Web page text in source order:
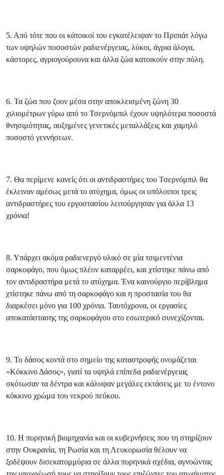
5. Από τότε που οι κάτοικοί του εγκατέλειψαν το Πριπιάτ λόγω
των υψηλών ποσοστών ραδιενέργειας, λύκοι, άγρια άλογα,
κάστορες, αγριογούρουνα και άλλα ζώα κατοικούν στην πόλη.
6. Τα ζώα που ζουν μέσα στην αποκλεισμένη ζώνη 30
χιλιομέτρων γύρω από το Τσερνόμπιλ έχουν υψηλότερα ποσοστά
θνησιμότητας, αυξημένες γενετικές μεταλλάξεις και χαμηλό
ποσοστό γεννήσεων.
7. Θα περίμενε κανείς ότι οι αντιδραστήρες του Τσερνόμπιλ θα
έκλειναν αμέσως μετά το ατύχημα, όμως οι υπόλοιποι τρεις
αντιδραστήρες του εργοστασίου λειτούργησαν για άλλα 13
χρόνια!
8. Υπάρχει ακόμα ραδιενεργό υλικό σε μία τσιμεντένια
σαρκοφάγο, που όμως πλέον καταρρέει, και χτίστηκε πάνω από
τον αντιδραστήρα μετά το ατύχημα. Ένα καινούργιο περίβλημα
χτίστηκε πάνω από τη σαρκοφάγο και η προστασία του θα
διαρκέσει μόνο για 100 χρόνια. Ταυτόχρονα, οι εργασίες
αποκατάστασης της σαρκοφάγου στο εσωτερικό συνεχίζονται.
9. Το δάσος κοντά στο σημείο της καταστροφής ονομάζεται
«Κόκκινο Δάσος», γιατί τα υψηλά επίπεδα ραδιενέργειας
σκότωσαν τα δέντρα και κάλυψαν μεγάλες εκτάσεις με το έντονο
κόκκινο χρώμα του νεκρού πεύκου.
10. Η πυρηνική βιομηχανία και οι κυβερνήσεις που τη στηρίζουν
στην Ουκρανία, τη Ρωσία και τη Λευκορωσία θέλουν να
ξοδέψουν δισεκατομμύρια σε άλλα πυρηνικά σχέδια, αγνοώντας